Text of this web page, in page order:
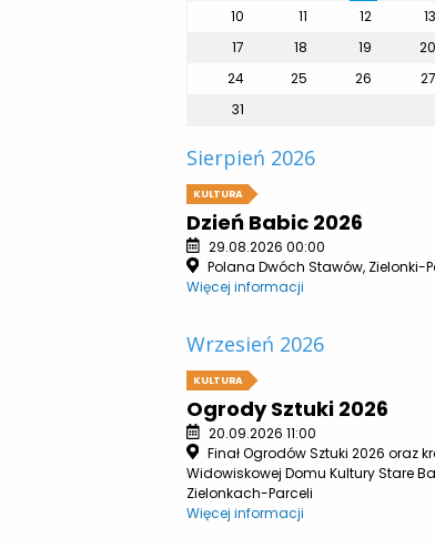
10
11 12 13
17
18 19 20
24
25 26 27
31
Sierpień 2026
KULTURA
Dzień Babic 2026
29.08.2026 00:00
Polana Dwóch Stawów, Zielonki-
Więcej informacji
Wrzesień 2026
KULTURA
Ogrody Sztuki 2026
20.09.2026 11:00
Finał Ogrodów Sztuki 2026 oraz
Widowiskowej Domu Kultury Stare
Zielonkach-Parceli
Więcej informacji